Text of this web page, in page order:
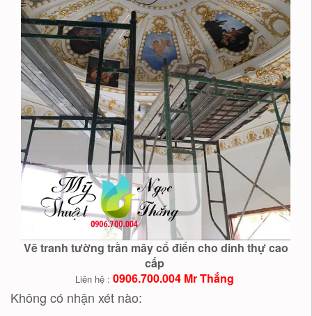
Vẽ tranh tường trần mây cổ điển cho dinh thự cao
cấp
Liên hệ : 0906.700.004 Mr Thắng
Không có nhận xét nào: